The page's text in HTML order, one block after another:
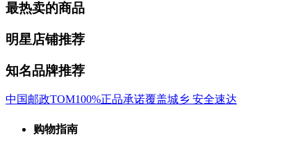
最热卖的商品
明星店铺推荐
知名品牌推荐
中国邮政TOM100%正品承诺覆盖城乡 安全速达
购物指南